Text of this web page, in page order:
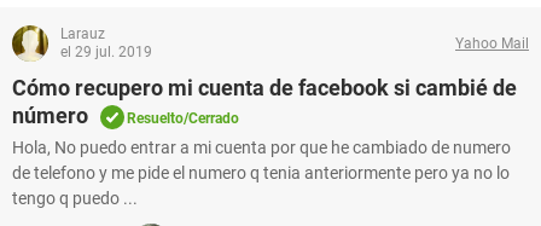
Larauz
el 29 jul. 2019
Yahoo Mail
Cómo recupero mi cuenta de facebook si cambié de
número
Resuelto/Cerrado
Hola, No puedo entrar a mi cuenta por que he cambiado de numero
de telefono y me pide el numero q tenia anteriormente pero ya no lo
tengo q puedo ...